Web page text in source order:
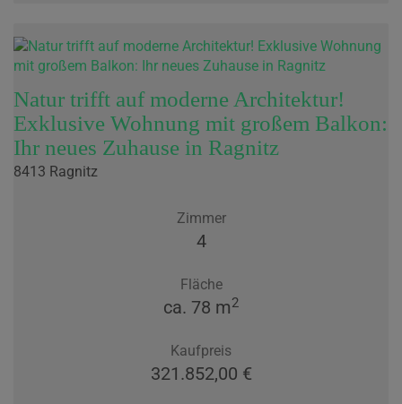
Natur trifft auf moderne Architektur!
Exklusive Wohnung mit großem Balkon:
Ihr neues Zuhause in Ragnitz
8413 Ragnitz
Zimmer
4
Fläche
ca. 78 m2
Kaufpreis
321.852,00 €